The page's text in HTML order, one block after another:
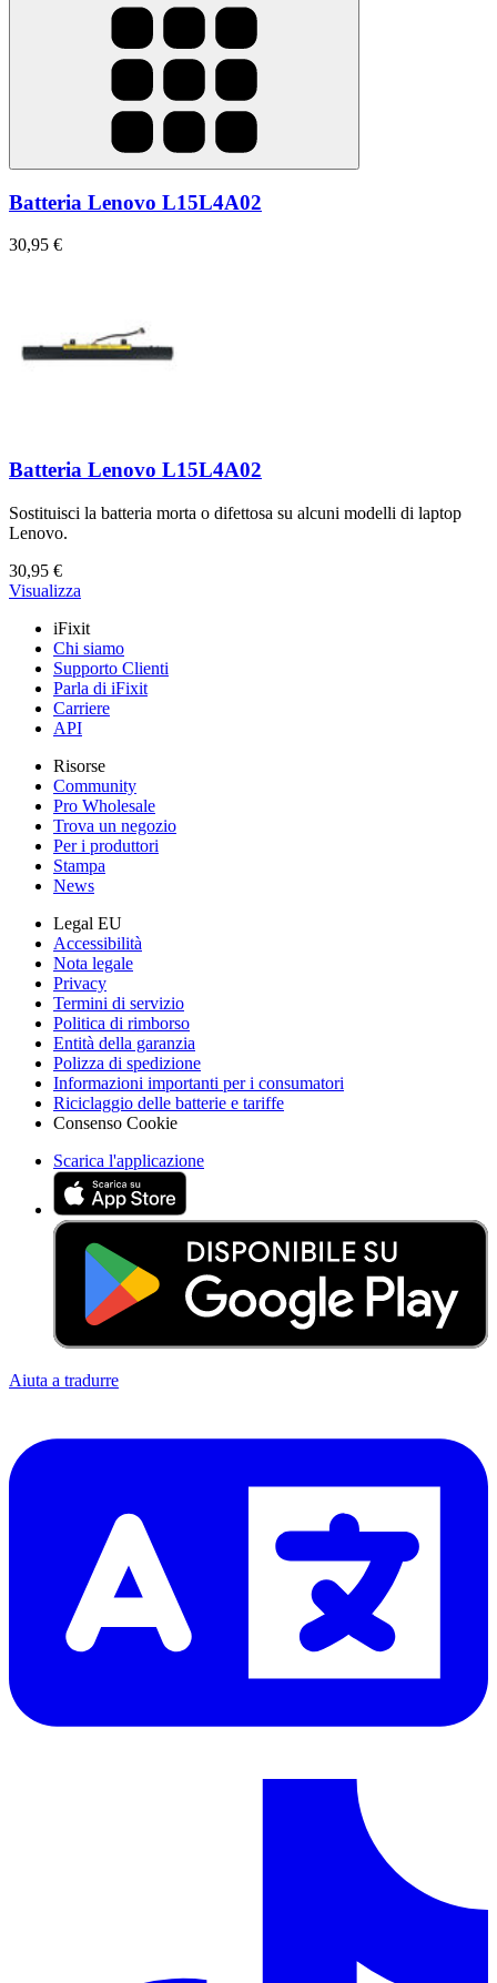
Batteria Lenovo L15L4A02
30,95 €
Batteria Lenovo L15L4A02
Sostituisci la batteria morta o difettosa su alcuni modelli di laptop
Lenovo.
30,95 €
Visualizza
iFixit
Chi siamo
Supporto Clienti
Parla di iFixit
Carriere
API
Risorse
Community
Pro Wholesale
Trova un negozio
Per i produttori
Stampa
News
Legal EU
Accessibilità
Nota legale
Privacy
Termini di servizio
Politica di rimborso
Entità della garanzia
Polizza di spedizione
Informazioni importanti per i consumatori
Riciclaggio delle batterie e tariffe
Consenso Cookie
Scarica l'applicazione
Aiuta a tradurre